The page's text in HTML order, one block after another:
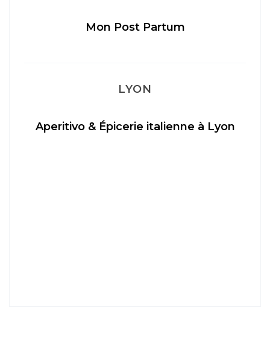
Mon Post Partum
LYON
Aperitivo & Épicerie italienne à Lyon